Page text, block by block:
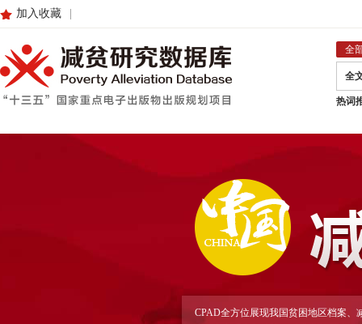
加入收藏
全
全
热词
CPAD全方位展现我国贫困地区档案